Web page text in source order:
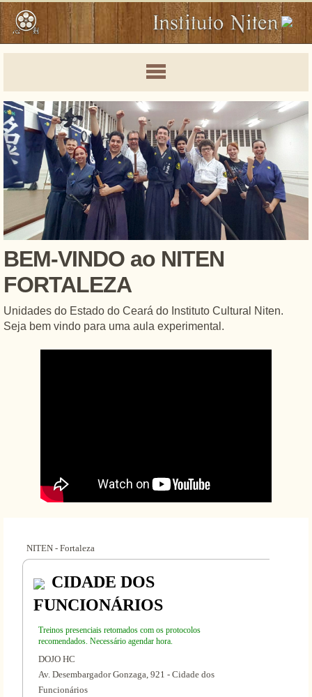
BEM-VINDO ao NITEN
FORTALEZA
Unidades do Estado do Ceará do Instituto Cultural Niten.
Seja bem vindo para uma aula experimental.
NITEN - Fortaleza
CIDADE DOS
FUNCIONÁRIOS
Treinos presenciais retomados com os protocolos
recomendados. Necessário agendar hora.
DOJO HC
Av. Desembargador Gonzaga, 921 - Cidade dos
Funcionários